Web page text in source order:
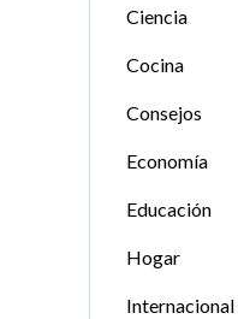
Ciencia
Cocina
Consejos
Economía
Educación
Hogar
Internacional